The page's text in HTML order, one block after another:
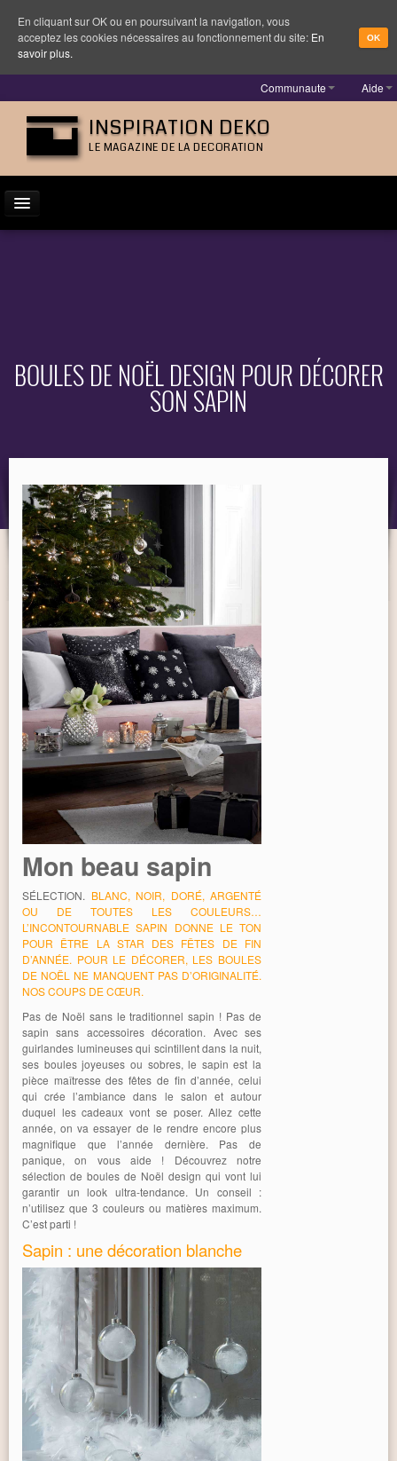
Communaute Aide
INSPIRATION DEKO
LE MAGAZINE DE LA DECORATION
BOULES DE NOËL DESIGN POUR DÉCORER
SON SAPIN
Mon beau sapin
SÉLECTION. BLANC, NOIR, DORÉ, ARGENTÉ
OU DE TOUTES LES COULEURS…
L’INCONTOURNABLE SAPIN DONNE LE TON
POUR ÊTRE LA STAR DES FÊTES DE FIN
D’ANNÉE. POUR LE DÉCORER, LES BOULES
DE NOËL NE MANQUENT PAS D’ORIGINALITÉ.
NOS COUPS DE CŒUR.
Pas de Noël sans le traditionnel sapin ! Pas de
sapin sans accessoires décoration. Avec ses
guirlandes lumineuses qui scintillent dans la nuit,
ses boules joyeuses ou sobres, le sapin est la
pièce maîtresse des fêtes de fin d’année, celui
qui crée l’ambiance dans le salon et autour
duquel les cadeaux vont se poser. Allez cette
année, on va essayer de le rendre encore plus
magnifique que l’année dernière. Pas de
panique, on vous aide ! Découvrez notre
sélection de boules de Noël design qui vont lui
garantir un look ultra-tendance. Un conseil :
n’utilisez que 3 couleurs ou matières maximum.
C’est parti !
Sapin : une décoration blanche
En cliquant sur OK ou en poursuivant la navigation, vous
acceptez les cookies nécessaires au fonctionnement du site: En
savoir plus.
OK